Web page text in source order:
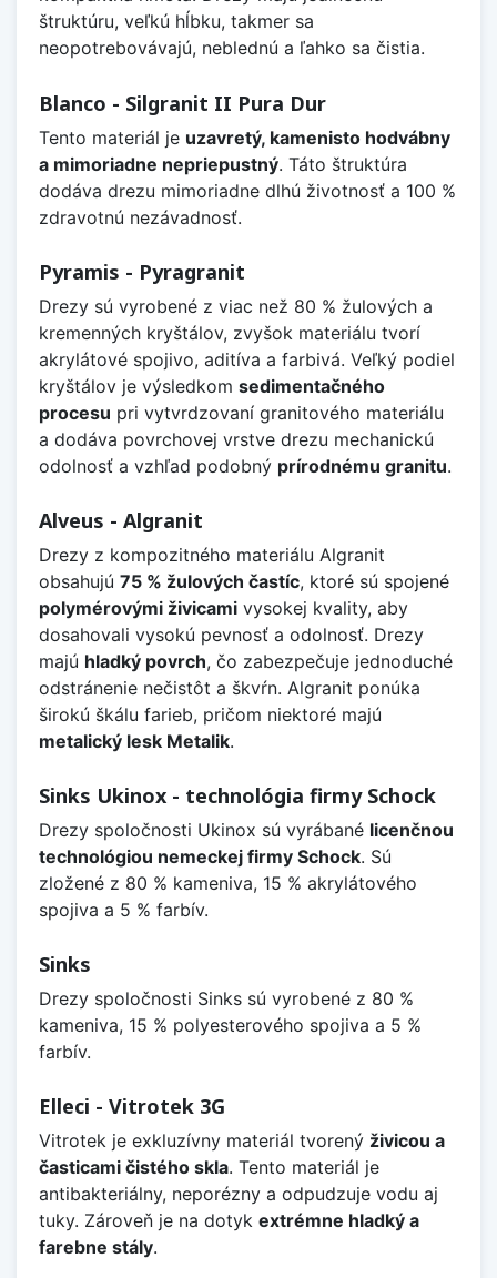
štruktúru, veľkú hĺbku, takmer sa
neopotrebovávajú, neblednú a ľahko sa čistia.
Blanco - Silgranit II Pura Dur
Tento materiál je uzavretý, kamenisto hodvábny
a mimoriadne nepriepustný. Táto štruktúra
dodáva drezu mimoriadne dlhú životnosť a 100 %
zdravotnú nezávadnosť.
Pyramis - Pyragranit
Drezy sú vyrobené z viac než 80 % žulových a
kremenných kryštálov, zvyšok materiálu tvorí
akrylátové spojivo, aditíva a farbivá. Veľký podiel
kryštálov je výsledkom sedimentačného
procesu pri vytvrdzovaní granitového materiálu
a dodáva povrchovej vrstve drezu mechanickú
odolnosť a vzhľad podobný prírodnému granitu.
Alveus - Algranit
Drezy z kompozitného materiálu Algranit
obsahujú 75 % žulových častíc, ktoré sú spojené
polymérovými živicami vysokej kvality, aby
dosahovali vysokú pevnosť a odolnosť. Drezy
majú hladký povrch, čo zabezpečuje jednoduché
odstránenie nečistôt a škvŕn. Algranit ponúka
širokú škálu farieb, pričom niektoré majú
metalický lesk Metalik.
Sinks Ukinox - technológia firmy Schock
Drezy spoločnosti Ukinox sú vyrábané licenčnou
technológiou nemeckej firmy Schock. Sú
zložené z 80 % kameniva, 15 % akrylátového
spojiva a 5 % farbív.
Sinks
Drezy spoločnosti Sinks sú vyrobené z 80 %
kameniva, 15 % polyesterového spojiva a 5 %
farbív.
Elleci - Vitrotek 3G
Vitrotek je exkluzívny materiál tvorený živicou a
časticami čistého skla. Tento materiál je
antibakteriálny, neporézny a odpudzuje vodu aj
tuky. Zároveň je na dotyk extrémne hladký a
farebne stály.